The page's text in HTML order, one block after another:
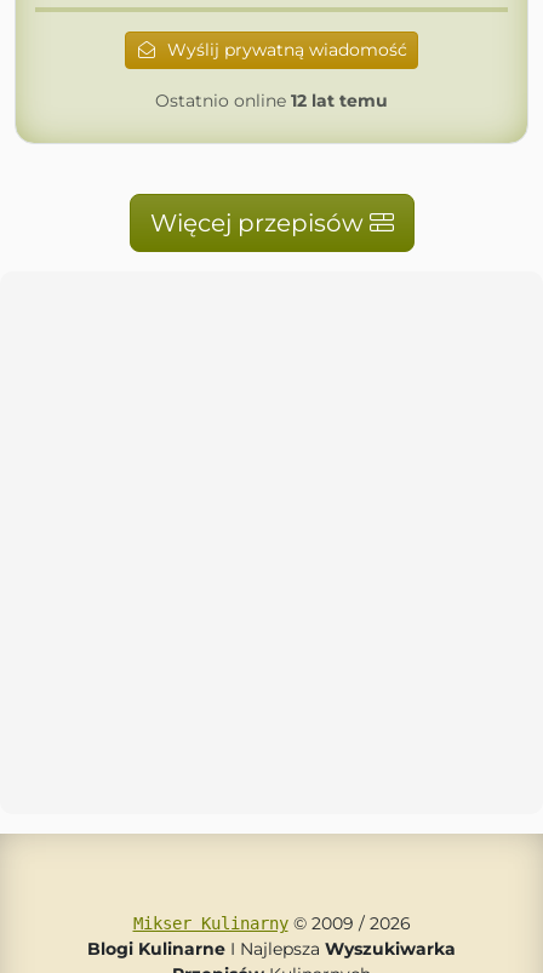
Wyślij prywatną wiadomość
Ostatnio online 12 lat temu
Więcej przepisów
Mikser Kulinarny© 2009 / 2026
Blogi Kulinarne I Najlepsza Wyszukiwarka